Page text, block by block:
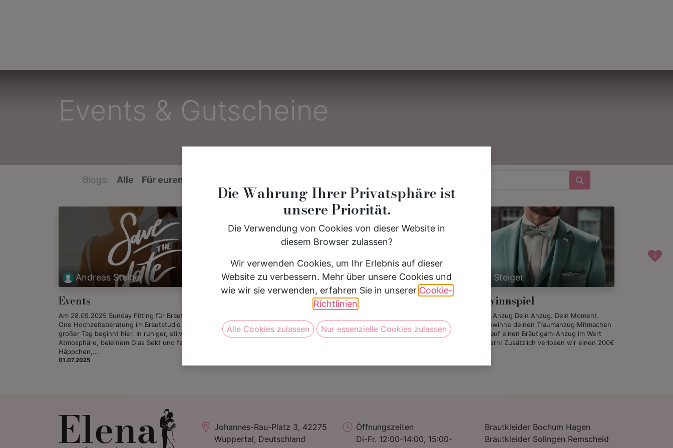
0
Events & Gutscheine
Blogs: Alle Für euren großen Tag
Andreas Steiger
Events
Am 28.09.2025 Sunday Fitting für Brautpaare ​ All-in-
One Hochzeitsberatung im Brautstudio Elena Euer
großer Tag beginnt hier. In ruhiger, stilvoller
Atmosphäre, beieinem Glas Sekt und feinen
Häppchen,...
01.07.2025
Andreas Steiger
inklusive: Brautkleid, Bräutigam-Outfit und Trauringe.
Lassen Sie sich gemeinsam beraten und genießen Sie
Andreas Steiger
Anzug Gewinnspiel
Gewinne deinen Anzug Dein Anzug. Dein Moment.
Dein Gewinn. Gewinne deinen Traumanzug Mitmachen
und die Chance auf einen Bräutigam-Anzug im Wert
von 2.000€ sichern! Zusätzlich verlosen wir einen 200€
Johannes-Rau-Platz 3, 42275
Wuppertal, Deutschland
Brautkleider Bochum Hagen
Brautkleider Solingen Remscheid
Öffnungszeiten
Di-Fr. 12:00-14:00, 15:00-
Die Wahrung Ihrer Privatsphäre ist
unsere Priorität.
Die Verwendung von Cookies von dieser Website in
diesem Browser zulassen?
Wir verwenden Cookies, um Ihr Erlebnis auf dieser
Website zu verbessern. Mehr über unsere Cookies und
wie wir sie verwenden, erfahren Sie in unserer Cookie-
Richtlinien.
Alle Cookies zulassen Nur essenzielle Cookies zulassen